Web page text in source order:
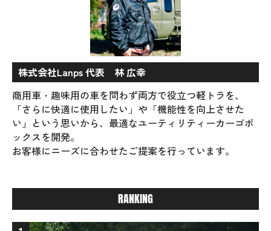
株式会社Lanps 代表 林 広幸
商用車・趣味用の車を問わず両方で役立つ軽トラを、
「さらに快適に使用したい」や「機能性を向上させた
い」という思いから、最適なユーティリティーカーゴボ
ックスを開発。
お客様にニーズに合わせたご提案を行っています。
RANKING